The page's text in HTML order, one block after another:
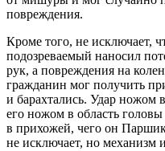
повреждения.
Кроме того, не исключает,
подозреваемый наносил
рук, а повреждения на
гражданин мог получить
и барахтались. Удар ножом
его ножом в область
в прихожей, чего он
не исключает, но механизм